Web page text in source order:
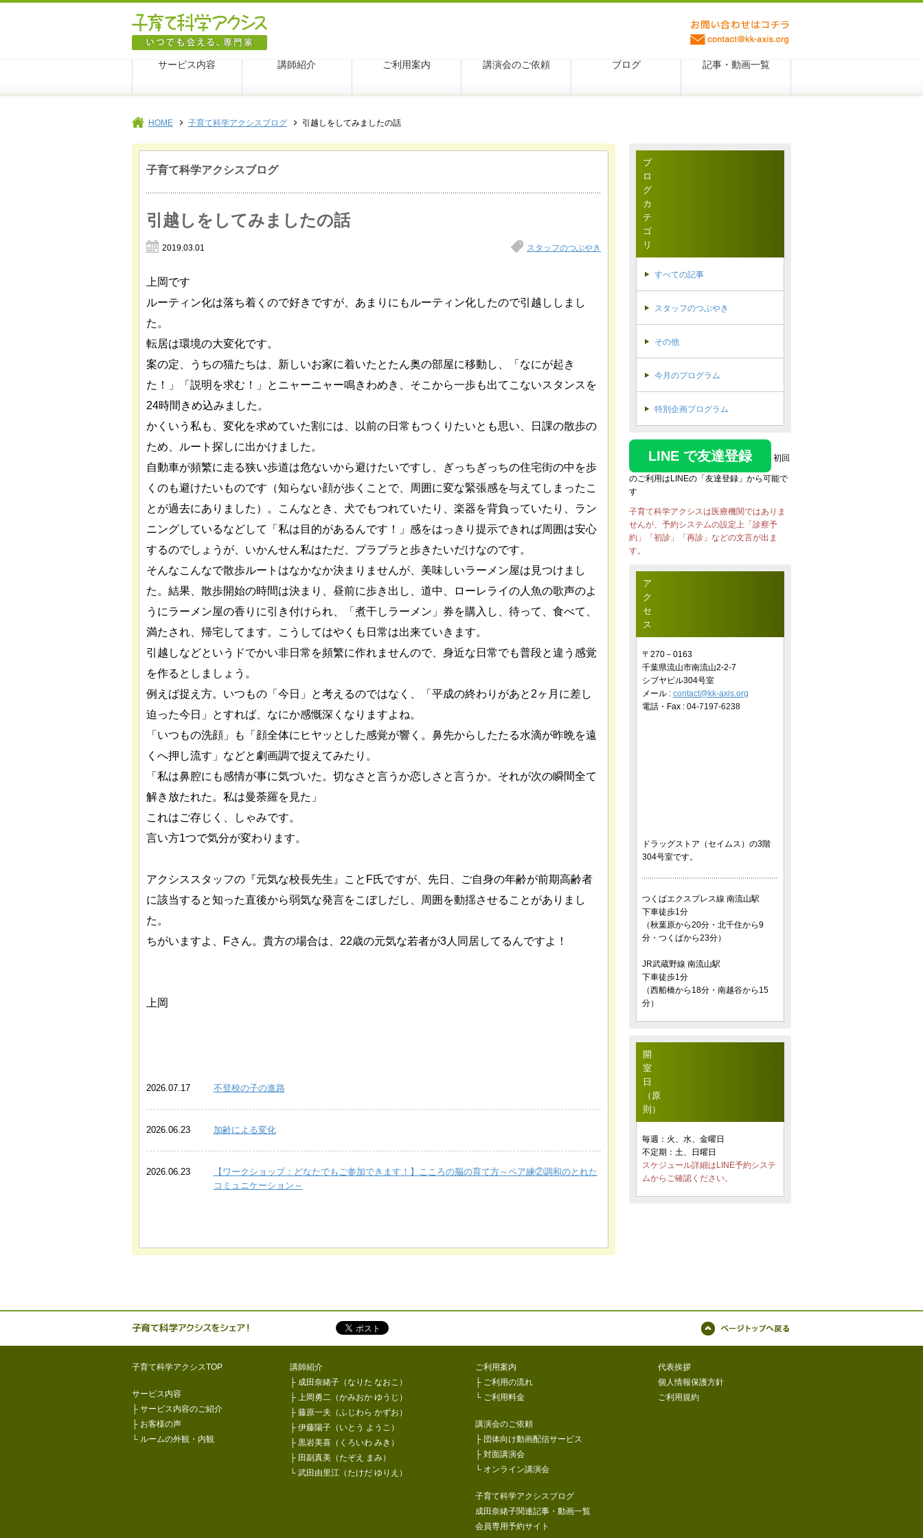
サービス内容 講師紹介 ご利用案内 講演会のご依頼 ブログ 記事・動画一覧
HOME 子育て科学アクシスブログ 引越しをしてみましたの話
子育て科学アクシスブログ
引越しをしてみましたの話
2019.03.01 スタッフのつぶやき
上岡です
ルーティン化は落ち着くので好きですが、あまりにもルーティン化したので引越ししまし
た。
転居は環境の大変化です。
案の定、うちの猫たちは、新しいお家に着いたとたん奥の部屋に移動し、「なにが起き
た！」「説明を求む！」とニャーニャー鳴きわめき、そこから一歩も出てこないスタンスを
24時間きめ込みました。
かくいう私も、変化を求めていた割には、以前の日常もつくりたいとも思い、日課の散歩の
ため、ルート探しに出かけました。
自動車が頻繁に走る狭い歩道は危ないから避けたいですし、ぎっちぎっちの住宅街の中を歩
くのも避けたいものです（知らない顔が歩くことで、周囲に変な緊張感を与えてしまったこ
とが過去にありました）。こんなとき、犬でもつれていたり、楽器を背負っていたり、ラン
ニングしているなどして「私は目的があるんです！」感をはっきり提示できれば周囲は安心
するのでしょうが、いかんせん私はただ、プラプラと歩きたいだけなのです。
そんなこんなで散歩ルートはなかなか決まりませんが、美味しいラーメン屋は見つけまし
た。結果、散歩開始の時間は決まり、昼前に歩き出し、道中、ローレライの人魚の歌声のよ
うにラーメン屋の香りに引き付けられ、「煮干しラーメン」券を購入し、待って、食べて、
満たされ、帰宅してます。こうしてはやくも日常は出来ていきます。
引越しなどというドでかい非日常を頻繁に作れませんので、身近な日常でも普段と違う感覚
を作るとしましょう。
例えば捉え方。いつもの「今日」と考えるのではなく、「平成の終わりがあと2ヶ月に差し
迫った今日」とすれば、なにか感慨深くなりますよね。
「いつもの洗顔」も「顔全体にヒヤッとした感覚が響く。鼻先からしたたる水滴が昨晩を遠
くへ押し流す」などと劇画調で捉えてみたり。
「私は鼻腔にも感情が事に気づいた。切なさと言うか恋しさと言うか。それが次の瞬間全て
解き放たれた。私は曼荼羅を見た」
これはご存じく、しゃみです。
言い方1つで気分が変わります。
アクシススタッフの『元気な校長先生』ことF氏ですが、先日、ご自身の年齢が前期高齢者
に該当すると知った直後から弱気な発言をこぼしだし、周囲を動揺させることがありまし
た。
ちがいますよ、Fさん。貴方の場合は、22歳の元気な若者が3人同居してるんですよ！
上岡
2026.07.17 不登校の子の進路
2026.06.23 加齢による変化
2026.06.23
【ワークショップ：どなたでもご参加できます！】こころの脳の育て方～ペア練②調和のとれた
コミュニケーション～
ブ
ロ
グ
カ
テ
ゴ
リ
すべての記事
スタッフのつぶやき
その他
今月のプログラム
特別企画プログラム
LINE で友達登録 初回
のご利用はLINEの「友達登録」から可能で
す
子育て科学アクシスは医療機関ではありま
せんが、予約システムの設定上「診察予
約」「初診」「再診」などの文言が出ま
す。
ア
ク
セ
ス
〒270－0163
千葉県流山市南流山2-2-7
シブヤビル304号室
メール : contact@kk-axis.org
電話・Fax : 04-7197-6238
ドラッグストア（セイムス）の3階
304号室です。
つくばエクスプレス線 南流山駅
下車徒歩1分
（秋葉原から20分・北千住から9
分・つくばから23分）
JR武蔵野線 南流山駅
下車徒歩1分
（西船橋から18分・南越谷から15
分）
開
室
日
（原
則）
毎週：火、水、金曜日
不定期：土、日曜日
スケジュール詳細はLINE予約システ
ムからご確認ください。
子育て科学をシェア！
子育て科学アクシスTOP
サービス内容
├ サービス内容のご紹介
├ お客様の声
└ ルームの外観・内観
講師紹介
├ 成田奈緒子（なりた なおこ）
├上岡勇二（かみおか ゆうじ）
├藤原一夫（ふじわら かずお）
├伊藤陽子（いとう ようこ）
├黒岩美喜（くろいわ みき）
├ 田副真美（たぞえ まみ）
└武田由里江（たけだ ゆりえ）
ご利用案内
├ ご利用の流れ
└ ご利用料金
講演会のご依頼
├ 団体向け動画配信サービス
├ 対面講演会
└ オンライン講演会
子育て科学アクシスブログ
成田奈緒子関連記事・動画一覧
会員専用予約サイト
代表挨拶
個人情報保護方針
ご利用規約